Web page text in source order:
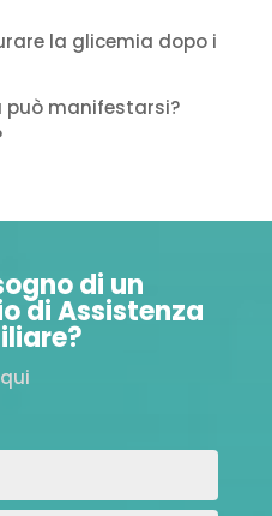
la glicemia dopo i
può manifestarsi?
di un
di Assistenza